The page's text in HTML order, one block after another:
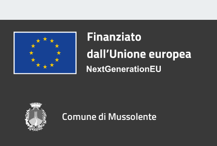
Comune di Mussolente